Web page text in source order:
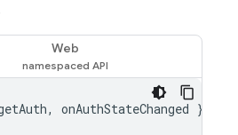
Web
, onAuthStateChanged }